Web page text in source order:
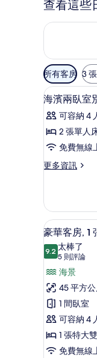
查看這些
查看今晚 (8
可
用
的
客
房
篩
選
條
所有客房 3
顯
示
海
濱
臥
別
墅
帶
私
人
泳
池
的
所
有
7
海濱兩臥室
可容納 4
2 張單人
免費無線
更多資訊
更
兩
臥
室
墅
私
人
泳
池
的
情
顯
示
豪
華
客
房,
1
張
特
6
豪華客房, 1
9.29.2 分，滿分
太棒了
5 則評論
(5
則
評
論)
海景
45 平方公
1 間臥室
可容納 4
1 張特大
免費無線